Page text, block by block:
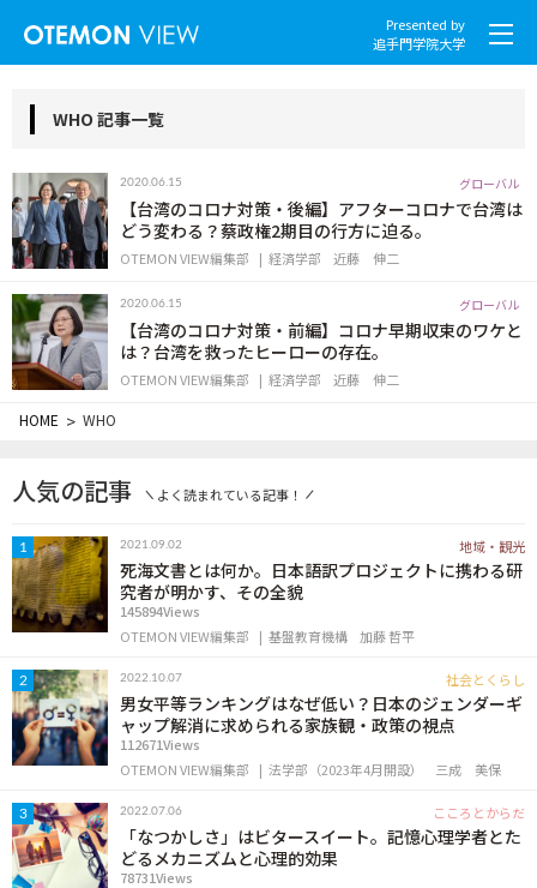
Presented by
追手門学院大学
社会とくらし
グローバル
スポーツと文化
こころとからだ
地域・観光
OTEMON VIEWについて
サイトポリシー
WHO 記事一覧
2020.06.15 グローバル
【台湾のコロナ対策・後編】アフターコロナで台湾は
どう変わる？蔡政権2期目の行方に迫る。
OTEMON VIEW編集部 経済学部 近藤 伸二
2020.06.15 グローバル
【台湾のコロナ対策・前編】コロナ早期収束のワケと
は？台湾を救ったヒーローの存在。
OTEMON VIEW編集部 経済学部 近藤 伸二
HOME > WHO
人気の記事 よく読まれている記事！
1 2021.09.02 地域・観光
死海文書とは何か。日本語訳プロジェクトに携わる研
究者が明かす、その全貌
145894Views
OTEMON VIEW編集部
基盤教育機構 加藤 哲平
2 2022.10.07 社会とくらし
男女平等ランキングはなぜ低い？日本のジェンダーギ
ャップ解消に求められる家族観・政策の視点
112671Views
OTEMON VIEW編集部
法学部（2023年4月開設） 三成 美保
3 2022.07.06 こころとからだ
「なつかしさ」はビタースイート。記憶心理学者とた
どるメカニズムと心理的効果
78731Views